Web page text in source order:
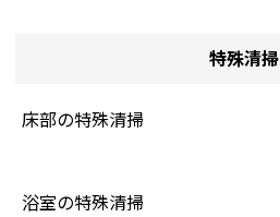
特殊清掃
床部の特殊清掃
浴室の特殊清掃